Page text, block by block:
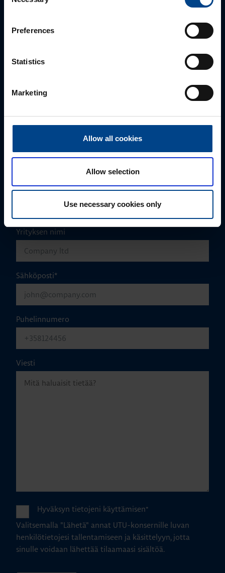
Preferences
Statistics
Marketing
Allow all cookies
Allow selection
Use necessary cookies only
myynti@utuautomation.fi
Sukunimi*
Yrityksen nimi
Sähköposti*
Puhelinnumero
Viesti
Hyväksyn tietojeni käyttämisen*
Valitsemalla "Lähetä" annat UTU-konsernille luvan
henkilötietojesi tallentamiseen ja käsittelyyn, jotta
sinulle voidaan lähettää tilaamaasi sisältöä.